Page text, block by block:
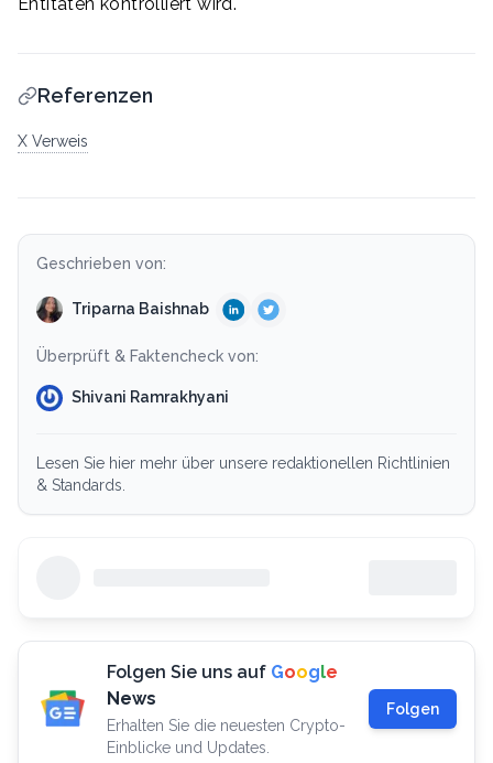
Referenzen
X Verweis
Geschrieben von:
Triparna Baishnab
Überprüft & Faktencheck von:
Shivani Ramrakhyani
Lesen Sie hier mehr über unsere redaktionellen Richtlinien
& Standards.
Folgen Sie uns auf Google
News
Erhalten Sie die neuesten Crypto-
Einblicke und Updates.
Folgen